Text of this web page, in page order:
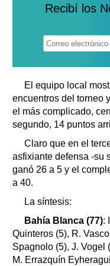
Recibí los
El equipo local
encuentros del torneo
el más complicado,
segundo, 14 puntos
Claro que en el
asfixiante defensa -su
ganó 26 a 5 y el
a 40.
La síntesis:
Bahía Blanca (77):
Quinteros (5), R.
Spagnolo (5), J. Vogel
M. Errazquín